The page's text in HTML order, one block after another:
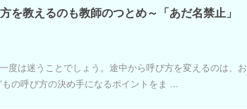
を教えるのも教師のつとめ～「あだ名禁止」
度は迷うことでしょう。途中から呼び方を変えるのは、お
の呼び方の決め手になるポイントをま ...